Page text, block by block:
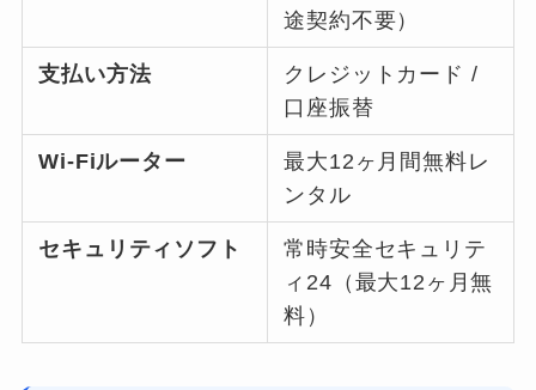
途契約不要）
支払い方法
クレジットカード /
口座振替
Wi-Fiルーター
最大12ヶ月間無料レ
ンタル
セキュリティソフト
常時安全セキュリテ
ィ24（最大12ヶ月無
料）